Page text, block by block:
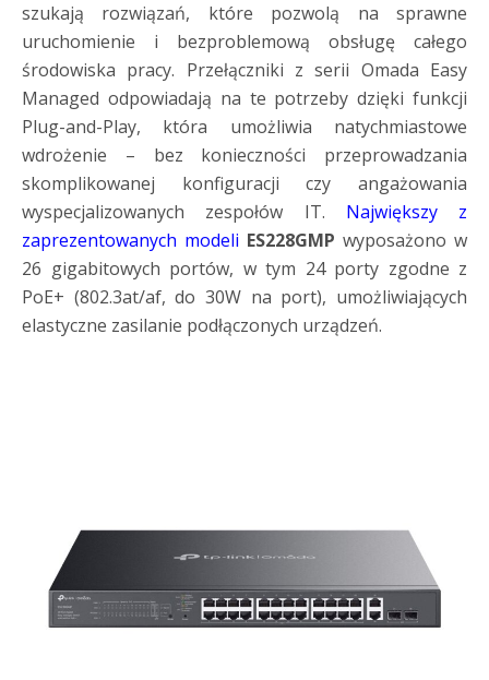
szukają rozwiązań, które pozwolą na sprawne
uruchomienie i bezproblemową obsługę całego
środowiska pracy. Przełączniki z serii Omada Easy
Managed odpowiadają na te potrzeby dzięki funkcji
Plug-and-Play, która umożliwia natychmiastowe
wdrożenie – bez konieczności przeprowadzania
skomplikowanej konfiguracji czy angażowania
wyspecjalizowanych zespołów IT. Największy z
zaprezentowanych modeli ES228GMP wyposażono w
26 gigabitowych portów, w tym 24 porty zgodne z
PoE+ (802.3at/af, do 30W na port), umożliwiających
elastyczne zasilanie podłączonych urządzeń.